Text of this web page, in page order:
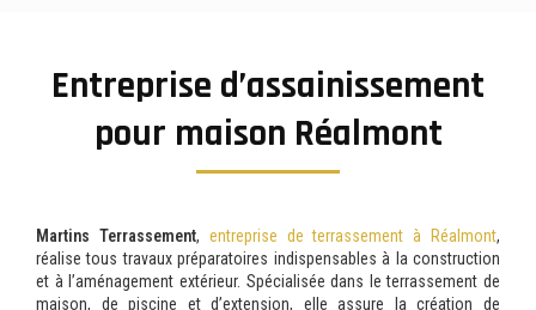
Entreprise d’assainissement
pour maison Réalmont
Martins Terrassement, entreprise de terrassement à Réalmont,
réalise tous travaux préparatoires indispensables à la construction
et à l’aménagement extérieur. Spécialisée dans le terrassement de
maison, de piscine et d’extension, elle assure la création de